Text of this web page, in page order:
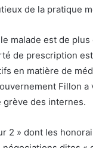
de la pratique
malade est de
de prescription
en matière de
Fillon
grève des internes.
2 » dont les